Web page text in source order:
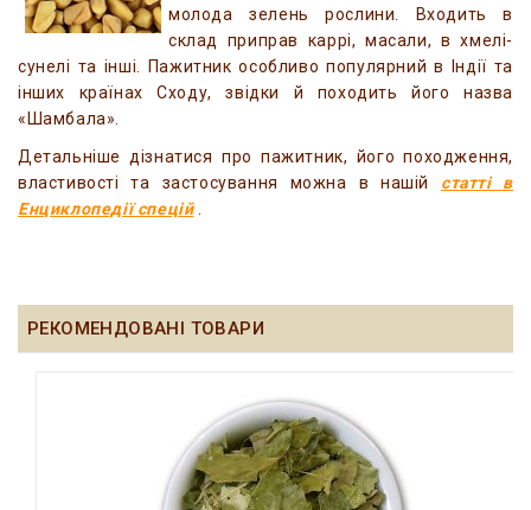
молода зелень рослини. Входить в
склад приправ каррі, масали, в хмелі-
сунелі та інші. Пажитник особливо популярний в Індії та
інших країнах Сходу, звідки й походить його назва
«Шамбала».
Детальніше дізнатися про пажитник, його походження,
властивості та застосування можна в нашій статті в
Енциклопедії спецій.
РЕКОМЕНДОВАНІ ТОВАРИ